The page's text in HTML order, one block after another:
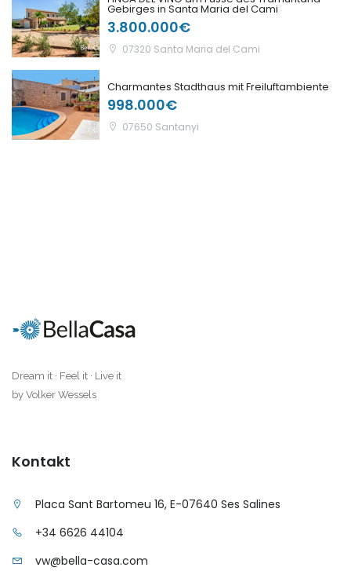
Gebirges in Santa Maria del Cami
3.800.000€
07320 Santa Maria del Cami
Charmantes Stadthaus mit Freiluftambiente
998.000€
07650 Santanyi
Dream it · Feel it · Live it
by Volker Wessels
Kontakt
Placa Sant Bartomeu 16, E-07640 Ses Salines
+34 6626 44104
vw@bella-casa.com